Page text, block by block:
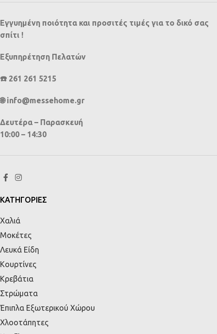
Εγγυημένη ποιότητα και προσιτές τιμές για το δικό σας
σπίτι !
Εξυπηρέτηση Πελατών
☎️ 261 261 5215
🌐 info@messehome.gr
Δευτέρα – Παρασκευή
10:00 – 14:30
ΚΑΤΗΓΟΡΙΕΣ
Χαλιά
Μοκέτες
Λευκά Είδη
Κουρτίνες
Κρεβάτια
Στρώματα
Έπιπλα Εξωτερικού Χώρου
Χλοοτάπητες